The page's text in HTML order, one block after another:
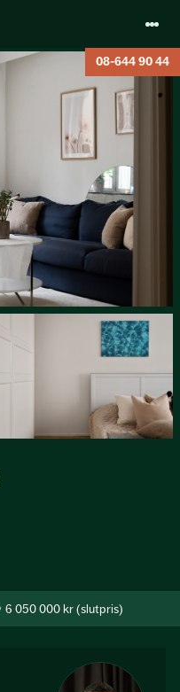
08-644 90 44
6 050 000 kr (slutpris)